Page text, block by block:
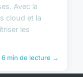
Avec la
cloud et la
les
6 min de lecture →